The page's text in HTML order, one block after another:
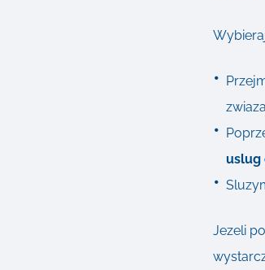
uslug
Jezeli